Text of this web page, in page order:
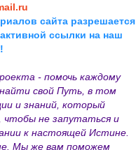
сайта разрешается
ссылки на наш
- помочь каждому
свой Путь, в том
и знаний, который
не запутаться и
к настоящей Истине.
Мы же вам поможем